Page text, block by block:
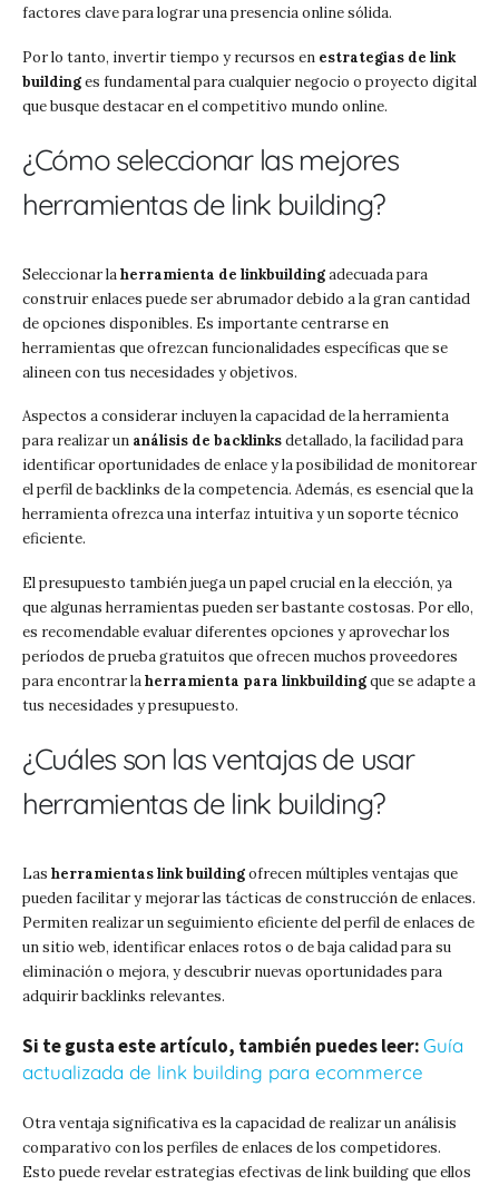
factores clave para lograr una presencia online sólida.
Por lo tanto, invertir tiempo y recursos en estrategias de link
buildinges fundamental para cualquier negocio o proyecto digital
que busque destacar en el competitivo mundo online.
¿Cómo seleccionar las mejores
herramientas de link building?
Seleccionar laherramienta de linkbuildingadecuada para
construir enlaces puede ser abrumador debido a la gran cantidad
de opciones disponibles. Es importante centrarse en
herramientas que ofrezcan funcionalidades específicas que se
alineen con tus necesidades y objetivos.
Aspectos a considerar incluyen la capacidad de la herramienta
para realizar un análisis de backlinksdetallado, la facilidad para
identificar oportunidades de enlace y la posibilidad de monitorear
el perfil de backlinks de la competencia. Además, es esencial que la
herramienta ofrezca una interfaz intuitiva y un soporte técnico
eficiente.
El presupuesto también juega un papel crucial en la elección, ya
que algunas herramientas pueden ser bastante costosas. Por ello,
es recomendable evaluar diferentes opciones y aprovechar los
períodos de prueba gratuitos que ofrecen muchos proveedores
para encontrar laherramienta para linkbuildingque se adapte a
tus necesidades y presupuesto.
¿Cuáles son las ventajas de usar
herramientas de link building?
Las herramientas link buildingofrecen múltiples ventajas que
pueden facilitar y mejorar las tácticas de construcción de enlaces.
Permiten realizar un seguimiento eficiente del perfil de enlaces de
un sitio web, identificar enlaces rotos o de baja calidad para su
eliminación o mejora, y descubrir nuevas oportunidades para
adquirir backlinks relevantes.
Si te gusta este artículo, también puedes leer:Guía
actualizada de link building para ecommerce
Otra ventaja significativa es la capacidad de realizar un análisis
comparativo con los perfiles de enlaces de los competidores.
Esto puede revelar estrategias efectivas de link building que ellos